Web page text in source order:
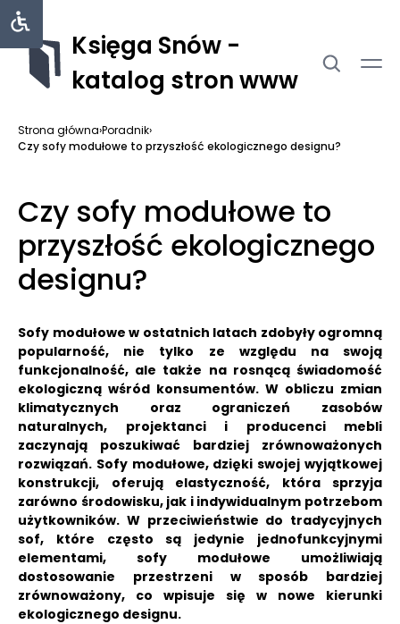
Księga Snów -
katalog stron www
Strona główna›Poradnik›
Czy sofy modułowe to przyszłość ekologicznego designu?
Czy sofy modułowe to
przyszłość ekologicznego
designu?
Sofy modułowe w ostatnich latach zdobyły ogromną
popularność, nie tylko ze względu na swoją
funkcjonalność, ale także na rosnącą świadomość
ekologiczną wśród konsumentów. W obliczu zmian
klimatycznych oraz ograniczeń zasobów
naturalnych, projektanci i producenci mebli
zaczynają poszukiwać bardziej zrównoważonych
rozwiązań. Sofy modułowe, dzięki swojej wyjątkowej
konstrukcji, oferują elastyczność, która sprzyja
zarówno środowisku, jak i indywidualnym potrzebom
użytkowników. W przeciwieństwie do tradycyjnych
sof, które często są jedynie jednofunkcyjnymi
elementami, sofy modułowe umożliwiają
dostosowanie przestrzeni w sposób bardziej
zrównoważony, co wpisuje się w nowe kierunki
ekologicznego designu.